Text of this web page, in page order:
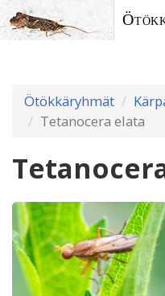
Ötökkäryhmät
Tetanocera elata